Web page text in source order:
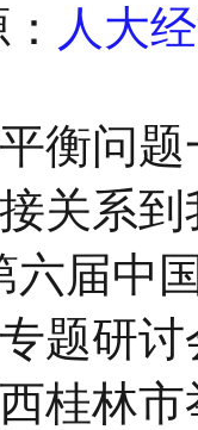
人大
衡问
关系
六届中
题研
桂林